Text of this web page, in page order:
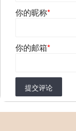
你的昵称*
你的邮箱*
提交评论